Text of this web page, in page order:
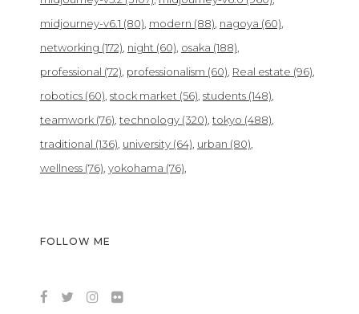
midjourney-v6.1 (80) modern (88) nagoya (60)
networking (172) night (60) osaka (188)
professional (72) professionalism (60) Real estate (96)
robotics (60) stock market (56) students (148)
teamwork (76) technology (320) tokyo (488)
traditional (136) university (64) urban (80)
wellness (76) yokohama (76)
FOLLOW ME